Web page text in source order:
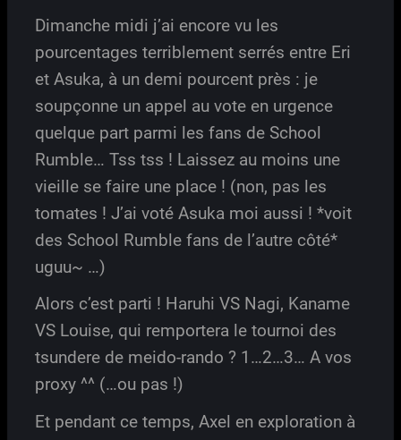
Dimanche midi j’ai encore vu les
pourcentages terriblement serrés entre Eri
et Asuka, à un demi pourcent près : je
soupçonne un appel au vote en urgence
quelque part parmi les fans de School
Rumble… Tss tss ! Laissez au moins une
vieille se faire une place ! (non, pas les
tomates ! J’ai voté Asuka moi aussi ! *voit
des School Rumble fans de l’autre côté*
uguu~ …)
Alors c’est parti ! Haruhi VS Nagi, Kaname
VS Louise, qui remportera le tournoi des
tsundere de meido-rando ? 1…2…3… A vos
proxy ^^ (…ou pas !)
Et pendant ce temps, Axel en exploration à